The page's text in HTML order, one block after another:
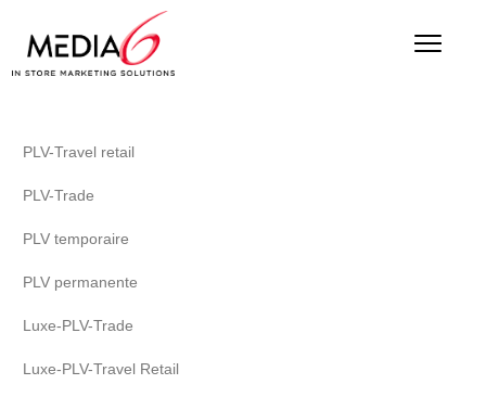
PLV-Travel retail
PLV-Trade
PLV temporaire
PLV permanente
Luxe-PLV-Trade
Luxe-PLV-Travel Retail